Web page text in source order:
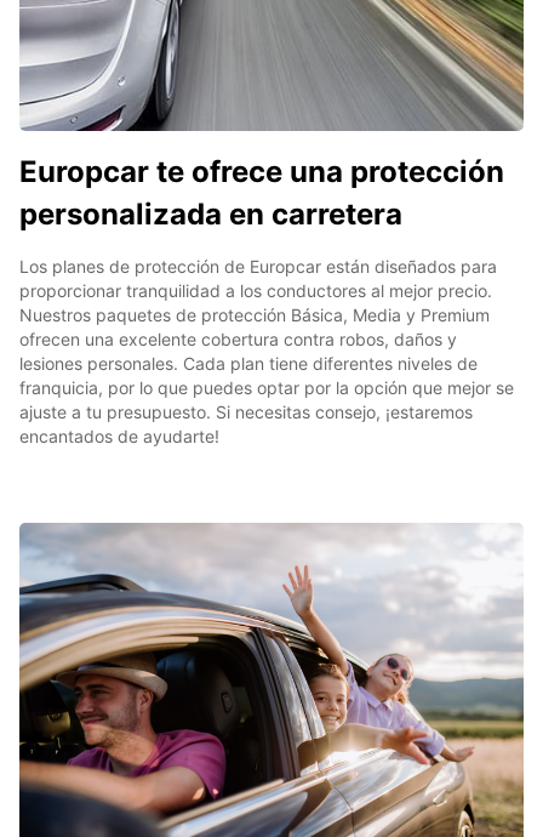
Europcar te ofrece una protección
personalizada en carretera
Los planes de protección de Europcar están diseñados para
proporcionar tranquilidad a los conductores al mejor precio.
Nuestros paquetes de protección Básica, Media y Premium
ofrecen una excelente cobertura contra robos, daños y
lesiones personales. Cada plan tiene diferentes niveles de
franquicia, por lo que puedes optar por la opción que mejor se
ajuste a tu presupuesto. Si necesitas consejo, ¡estaremos
encantados de ayudarte!